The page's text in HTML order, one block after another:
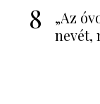
8
„Az
nevét,